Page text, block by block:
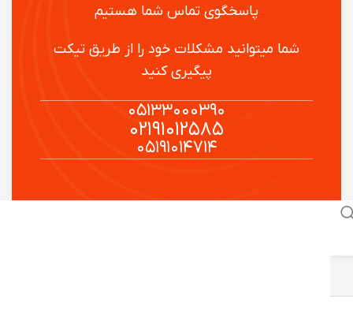
پاسخگوی تماس شما هستیم
شما میتوانید مشکلات خود را از طریق تیکت
پیگیری کنید
۰۵۱۳۳۰۰۰۳۹۰
۰۲۱۹۱۰۱۲۵۸۵
۰۵۱۹۱۰۱۴۷۱۴